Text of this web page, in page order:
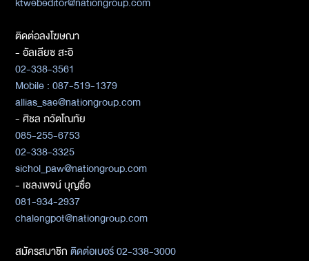
ติดต่อลงโฆษณา
- อัลเลียซ สะอิ
02-338-3561
Mobile : 087-519-1379
allias_sae@nationgroup.com
- ศิชล ภวัตโณทัย
085-255-6753
02-338-3325
sichol_paw@nationgroup.com
- เชลงพจน์ บุญซื่อ
081-934-2937
chalengpot@nationgroup.com
สมัครสมาชิกติดต่อเบอร์ 02-338-3000